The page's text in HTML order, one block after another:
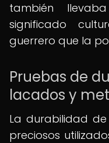
también
significado
guerrero que la
Pruebas de
lacados y
La durabilidad
preciosos